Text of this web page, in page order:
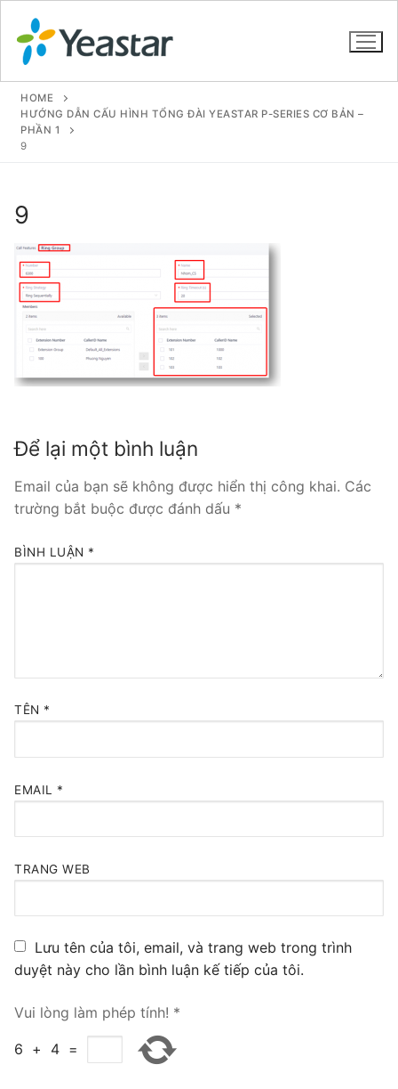
Tổng đài VoIP Yeastar S412
Tổng đài VoIP Yeastar S20
Tổng đài VoIP Yeastar S50
Tổng đài VoIP Yeastar S100
Tổng đài Yeastar Cloud
IPPBX FOR LARGE ENTERPRISES
FXO VoIP Gateway
TIN TỨC
HƯỚNG DẪN
HOME
HƯỚNG DẪN CẤU HÌNH TỔNG ĐÀI YEASTAR P-SERIES CƠ BẢN –
PHẦN 1
9
9
Để lại một bình luận
Email của bạn sẽ không được hiển thị công khai. Các
trường bắt buộc được đánh dấu *
BÌNH LUẬN *
TÊN *
EMAIL *
TRANG WEB
Lưu tên của tôi, email, và trang web trong trình
duyệt này cho lần bình luận kế tiếp của tôi.
Vui lòng làm phép tính! *
6 + 4 =